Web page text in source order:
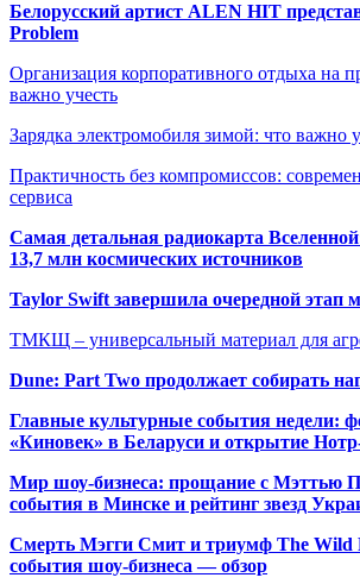
Белорусский артист ALEN HIT
Problem
Организация корпоративного отдыха на
важно учесть
Зарядка электромобиля зимой: что важно
Практичность без компромиссов:
сервиса
Самая детальная радиокарта
13,7 млн космических источников
Taylor Swift завершила очередной этап
ТМКЩ – универсальный материал для
Dune: Part Two продолжает собирать
Главные культурные события недели:
«Киновек» в Беларуси и открытие
Мир шоу-бизнеса: прощание с Мэттью
события в Минске и рейтинг звезд
Смерть Мэгги Смит и триумф The Wild
события шоу-бизнеса — обзор